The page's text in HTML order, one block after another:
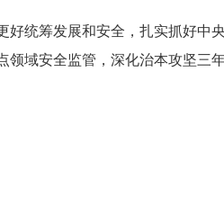
筹发展和安全，扎实抓好中
域安全监管，深化治本攻坚